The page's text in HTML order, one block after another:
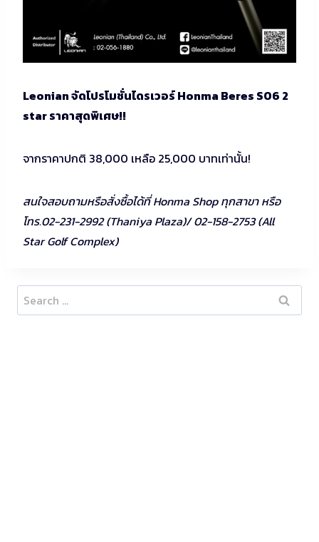
Leonian จัดโปรโมชั่นไดรเวอร์ Honma Beres S06 2
star ราคาสุดพิเศษ!!
จากราคาปกติ 38,000 เหลือ 25,000 บาทเท่านั้น!
สนใจสอบถามหรือสั่งซื้อได้ที่ Honma Shop ทุกสาขา หรือ
โทร.02-231-2992 (Thaniya Plaza)/ 02-158-2753 (All
Star Golf Complex)
Search
for: